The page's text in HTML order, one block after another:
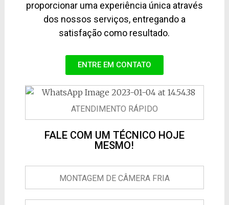
proporcionar uma experiência única através
dos nossos serviços, entregando a
satisfação como resultado.
ENTRE EM CONTATO
ATENDIMENTO RÁPIDO
FALE COM UM TÉCNICO HOJE
MESMO!
MONTAGEM DE CÂMERA FRIA